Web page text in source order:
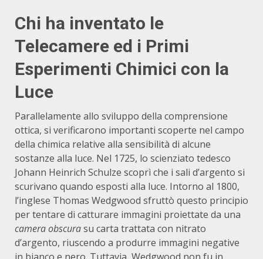
Chi ha inventato le
Telecamere ed i Primi
Esperimenti Chimici con la
Luce
Parallelamente allo sviluppo della comprensione
ottica, si verificarono importanti scoperte nel campo
della chimica relative alla sensibilità di alcune
sostanze alla luce. Nel 1725, lo scienziato tedesco
Johann Heinrich Schulze scoprì che i sali d’argento si
scurivano quando esposti alla luce. Intorno al 1800,
l’inglese Thomas Wedgwood sfruttò questo principio
per tentare di catturare immagini proiettate da una
camera obscurasu carta trattata con nitrato
d’argento, riuscendo a produrre immagini negative